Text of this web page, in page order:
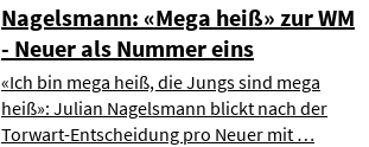
Nagelsmann: «Mega heiß» zur WM
- Neuer als Nummer eins
«Ich bin mega heiß, die Jungs sind mega
heiß»: Julian Nagelsmann blickt nach der
Torwart-Entscheidung pro Neuer mit …